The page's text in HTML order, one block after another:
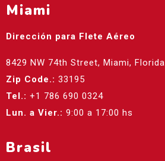
Miami
Dirección para Flete Aéreo
8429 NW 74th Street, Miami, Florida
Zip Code.: 33195
Tel.: +1 786 690 0324
Lun. a Vier.: 9:00 a 17:00 hs
Brasil